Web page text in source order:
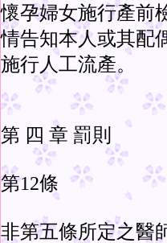
懷孕婦女施行產前
情告知本人或其配
施行人工流產。
第 四 章 罰則
第12條
非第五條所定之醫